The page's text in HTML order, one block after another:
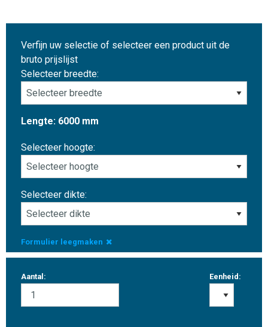
Verfijn uw selectie of selecteer een product uit de
bruto prijslijst
Selecteer breedte:
Lengte: 6000 mm
Selecteer hoogte:
Selecteer dikte:
Formulier leegmaken
Aantal: Eenheid: